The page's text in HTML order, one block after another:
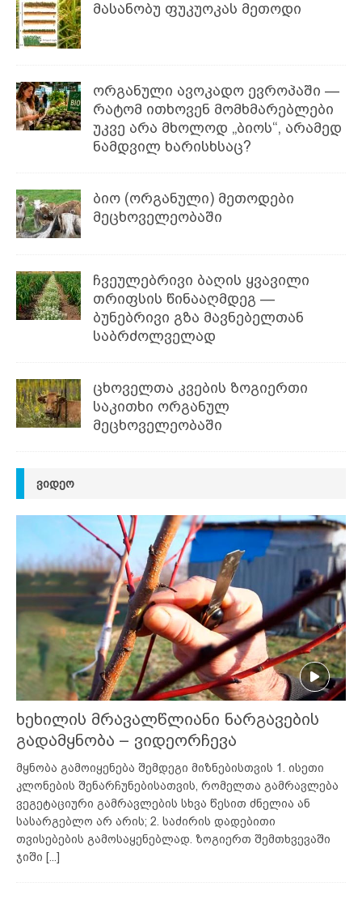
მასანობუ ფუკუოკას მეთოდი
ორგანული ავოკადო ევროპაში —
რატომ ითხოვენ მომხმარებლები
უკვე არა მხოლოდ „ბიოს“, არამედ
ნამდვილ ხარისხსაც?
ბიო (ორგანული) მეთოდები
მეცხოველეობაში
ჩვეულებრივი ბაღის ყვავილი
თრიფსის წინააღმდეგ —
ბუნებრივი გზა მავნებელთან
საბრძოლველად
ცხოველთა კვების ზოგიერთი
საკითხი ორგანულ
მეცხოველეობაში
ᲕᲘᲓᲔᲝ
ხეხილის მრავალწლიანი ნარგავების
გადამყნობა – ვიდეორჩევა
მყნობა გამოიყენება შემდეგი მიზნებისთვის 1. ისეთი
კლონების შენარჩუნებისათვის, რომელთა გამრავლება
ვეგეტაციური გამრავლების სხვა წესით ძნელია ან
სასარგებლო არ არის; 2. საძირის დადებითი
თვისებების გამოსაყენებლად. ზოგიერთ შემთხვევაში
ჯიში [...]